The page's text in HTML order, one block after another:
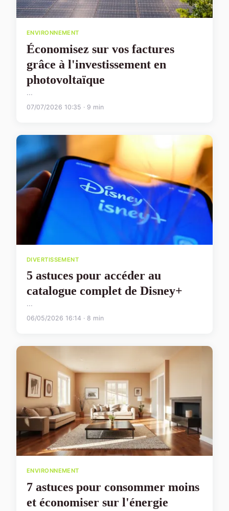
ENVIRONNEMENT
Économisez sur vos factures
grâce à l'investissement en
photovoltaïque
...
07/07/2026 10:35 · 9 min
DIVERTISSEMENT
5 astuces pour accéder au
catalogue complet de Disney+
...
06/05/2026 16:14 · 8 min
ENVIRONNEMENT
7 astuces pour consommer moins
et économiser sur l'énergie